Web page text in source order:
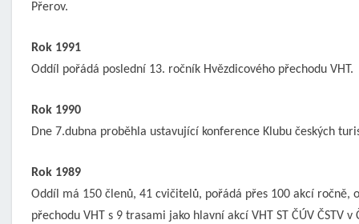
Přerov.
Rok 1991
Oddíl pořádá poslední 13. ročník Hvězdicového přechodu VHT.
Rok 1990
Dne 7.dubna proběhla ustavující konference Klubu českých
Rok 1989
Oddíl má 150 členů, 41 cvičitelů, pořádá přes 100 akcí ročně,
přechodu VHT s 9 trasami jako hlavní akcí VHT ST ČÚV ČSTV